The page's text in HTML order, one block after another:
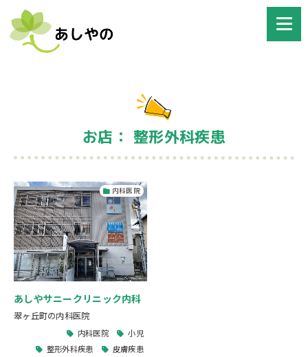
お店： 整形外科疾患
内科医院
あしやサニークリニック内科
翠ヶ丘町の内科医院
内科医院
小児
整形外科疾患
皮膚疾患